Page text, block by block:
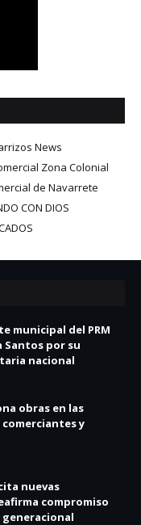
News
Zona Colonial
de Navarrete
CON DIOS
municipal del PRM
Santos por su
nacional
obras en las
comerciantes y
nuevas
compromiso
generacional